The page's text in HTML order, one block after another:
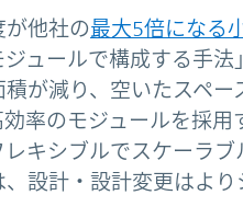
が他社の最大5倍になる
ジュールで構成する手
積が減り、空いたスペ
効率のモジュールを採
レキシブルでスケーラ
設計・設計変更はより